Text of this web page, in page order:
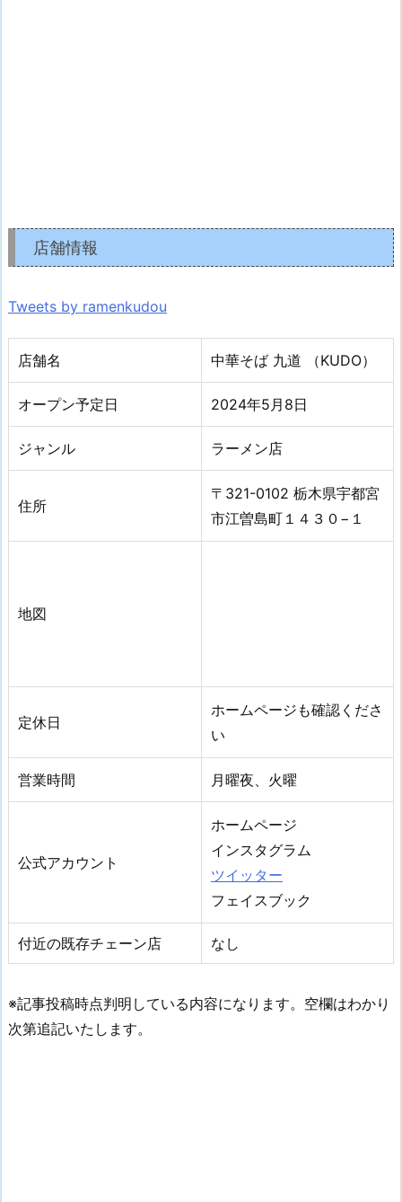
店舗情報
Tweets by ramenkudou
店舗名 中華そば 九道 （KUDO）
オープン予定日 2024年5月8日
ジャンル ラーメン店
住所
〒321-0102 栃木県宇都宮
市江曽島町１４３０−１
地図
定休日
ホームページも確認くださ
い
営業時間 月曜夜、火曜
公式アカウント
ホームページ
インスタグラム
ツイッター
フェイスブック
付近の既存チェーン店 なし
※記事投稿時点判明している内容になります。空欄はわかり
次第追記いたします。